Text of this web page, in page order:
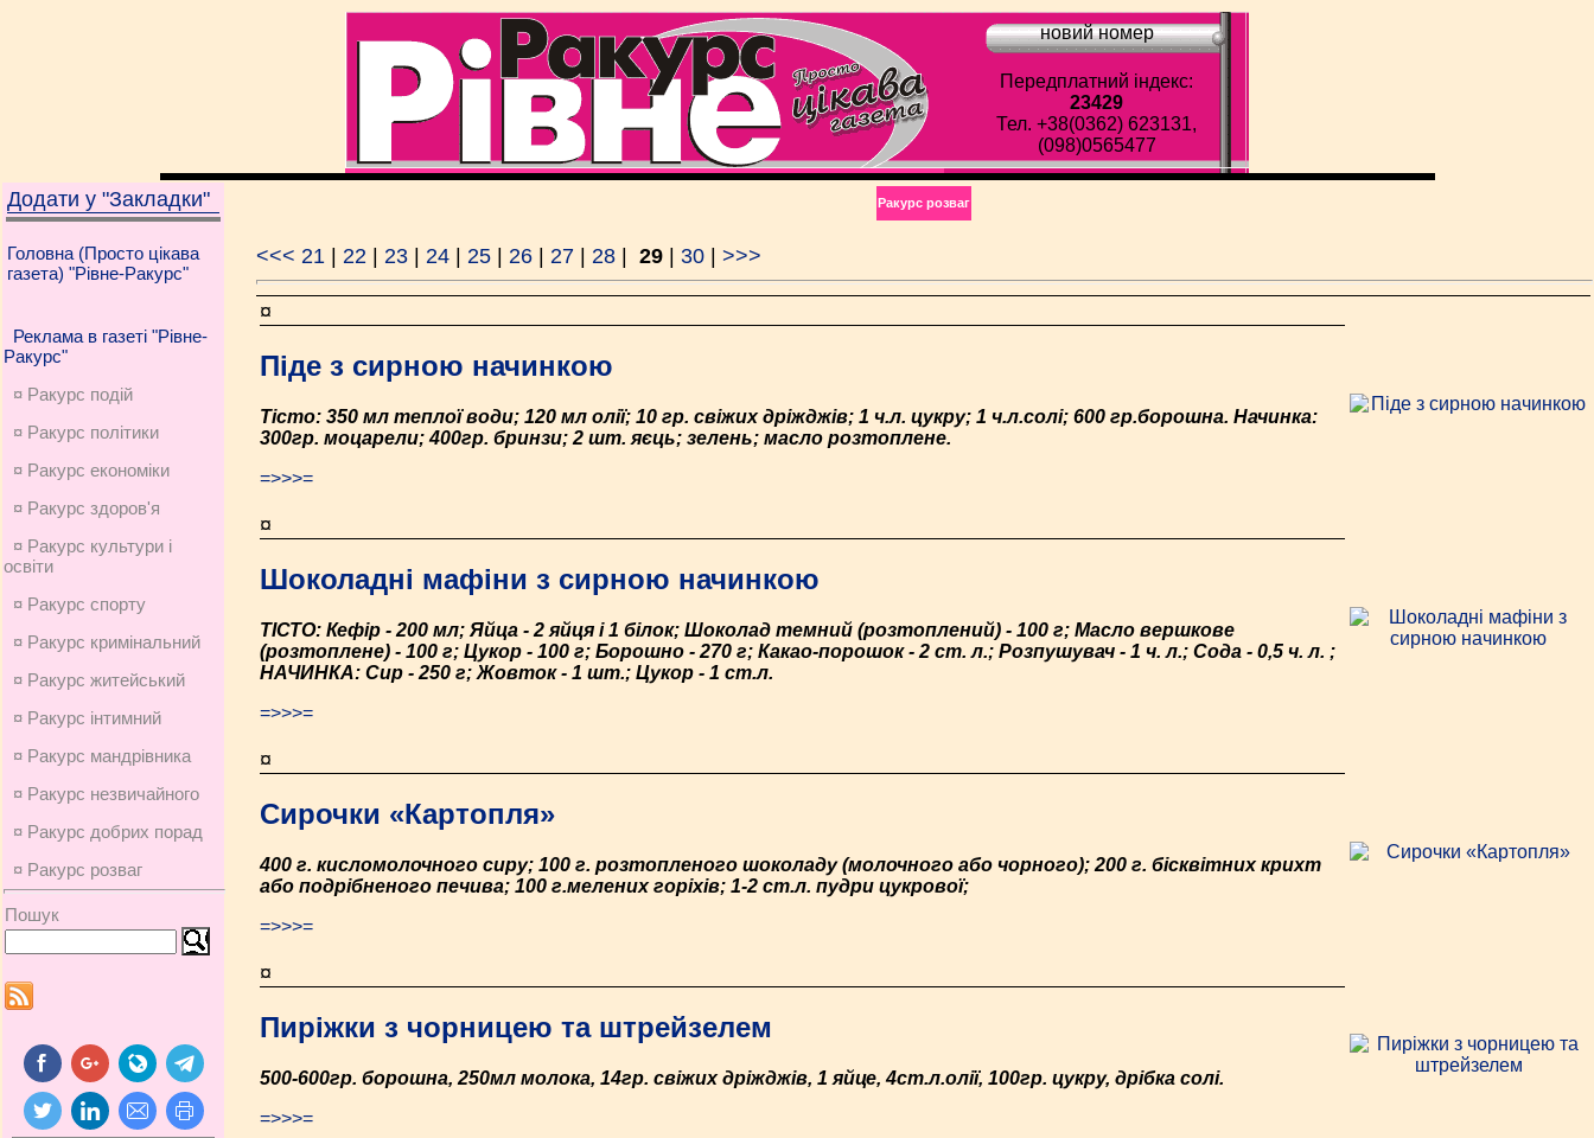
новий номер
Передплатний індекс:
23429
Тел. +38(0362) 623131,
(098)0565477
Додати у "Закладки"
Головна (Просто цікава
газета) "Рівне-Ракурс"
Реклама в газеті "Рівне-
Ракурс"
¤ Ракурс подій
¤ Ракурс політики
¤ Ракурс економiки
¤ Ракурс здоров'я
¤ Ракурс культури і
освіти
¤ Ракурс спорту
¤ Ракурс кримінальний
¤ Ракурс житейський
¤ Ракурс інтимний
¤ Ракурс мандрівника
¤ Ракурс незвичайного
¤ Ракурс добрих порад
¤ Ракурс розваг
Пошук
Ракурс розваг
<<< 21 22 23 24 25 26 27 28 29 30 >>>
¤
Піде з сирною начинкою
Тісто: 350 мл теплої води; 120 мл олії; 10 гр. свіжих дріжджів; 1 ч.л. цукру; 1 ч.л.солі; 600 гр.борошна. Начинка:
300гр. моцарели; 400гр. бринзи; 2 шт. яєць; зелень; масло розтоплене.
=>>>=
¤
Шоколадні мафіни з сирною начинкою
ТІСТО: Кефір - 200 мл; Яйца - 2 яйця і 1 білок; Шоколад темний (розтоплений) - 100 г; Масло вершкове
(розтоплене) - 100 г; Цукор - 100 г; Борошно - 270 г; Какао-порошок - 2 ст. л.; Розпушувач - 1 ч. л.; Сода - 0,5 ч. л. ;
НАЧИНКА: Сир - 250 г; Жовток - 1 шт.; Цукор - 1 ст.л.
=>>>=
¤
Сирочки «Картопля»
400 г. кисломолочного сиру; 100 г. розтопленого шоколаду (молочного або чорного); 200 г. бісквітних крихт
або подрібненого печива; 100 г.мелених горіхів; 1-2 ст.л. пудри цукрової;
=>>>=
¤
Пиріжки з чорницею та штрейзелем
500-600гр. борошна, 250мл молока, 14гр. свіжих дріжджів, 1 яйце, 4ст.л.олії, 100гр. цукру, дрібка солі.
=>>>=